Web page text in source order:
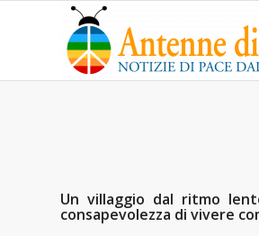
Un villaggio dal ritmo
consapevolezza di vivere